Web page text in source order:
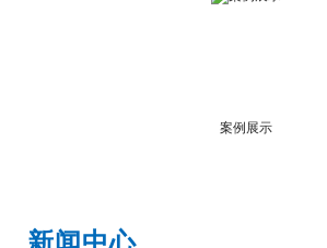
案例展示
新闻中心